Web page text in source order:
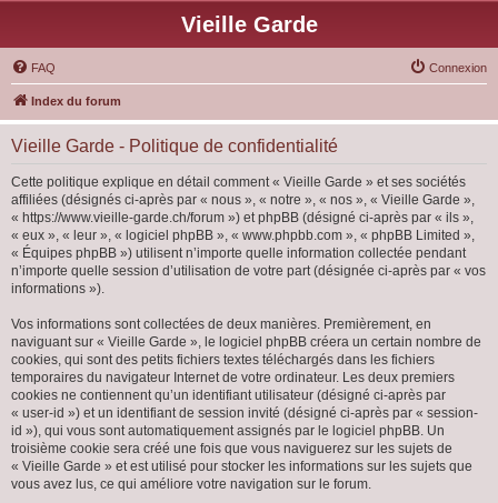
Vieille Garde
FAQ Connexion
Index du forum
Vieille Garde - Politique de confidentialité
Cette politique explique en détail comment « Vieille Garde » et ses sociétés
affiliées (désignés ci-après par « nous », « notre », « nos », « Vieille Garde »,
« https://www.vieille-garde.ch/forum ») et phpBB (désigné ci-après par « ils »,
« eux », « leur », « logiciel phpBB », « www.phpbb.com », « phpBB Limited »,
« Équipes phpBB ») utilisent n’importe quelle information collectée pendant
n’importe quelle session d’utilisation de votre part (désignée ci-après par « vos
informations »).
Vos informations sont collectées de deux manières. Premièrement, en
naviguant sur « Vieille Garde », le logiciel phpBB créera un certain nombre de
cookies, qui sont des petits fichiers textes téléchargés dans les fichiers
temporaires du navigateur Internet de votre ordinateur. Les deux premiers
cookies ne contiennent qu’un identifiant utilisateur (désigné ci-après par
« user-id ») et un identifiant de session invité (désigné ci-après par « session-
id »), qui vous sont automatiquement assignés par le logiciel phpBB. Un
troisième cookie sera créé une fois que vous naviguerez sur les sujets de
« Vieille Garde » et est utilisé pour stocker les informations sur les sujets que
vous avez lus, ce qui améliore votre navigation sur le forum.